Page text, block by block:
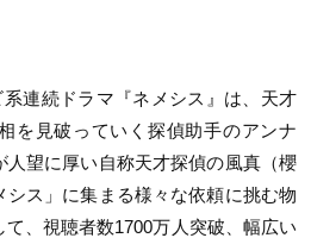
連続ドラマ『ネメシス』は、天才
を見破っていく探偵助手のアンナ
人望に厚い自称天才探偵の風真（櫻
ス」に集まる様々な依頼に挑む物
、視聴者数1700万人突破、幅広い